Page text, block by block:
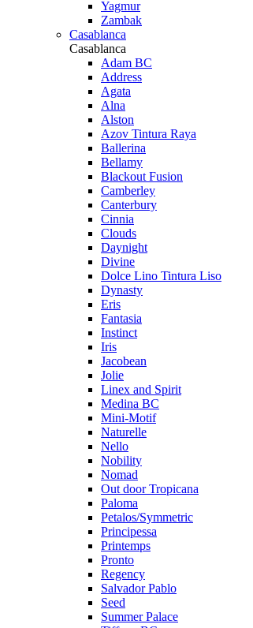
Yagmur
Zambak
Casablanca
Casablanca
Adam BC
Address
Agata
Alna
Alston
Azov Tintura Raya
Ballerina
Bellamy
Blackout Fusion
Camberley
Canterbury
Cinnia
Clouds
Daynight
Divine
Dolce Lino Tintura Liso
Dynasty
Eris
Fantasia
Instinct
Iris
Jacobean
Jolie
Linex and Spirit
Medina BC
Mini-Motif
Naturelle
Nello
Nobility
Nomad
Out door Tropicana
Paloma
Petalos/Symmetric
Principessa
Printemps
Pronto
Regency
Salvador Pablo
Seed
Summer Palace